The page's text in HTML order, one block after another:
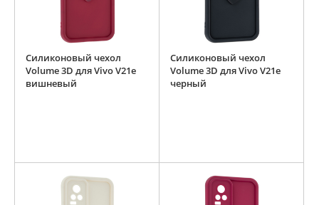
Силиконовый чехол
Volume 3D для Vivo V21e
вишневый
Силиконовый чехол
Volume 3D для Vivo V21e
черный